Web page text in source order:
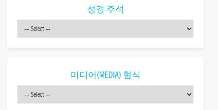
성경 주석
미디어(MEDIA) 형식